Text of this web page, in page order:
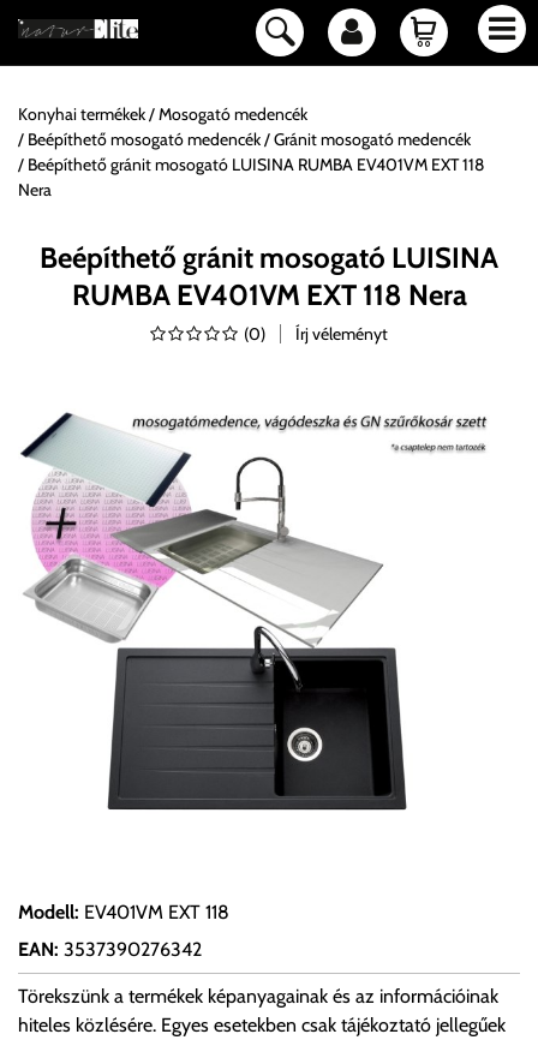
Konyhai termékek
Mosogató medencék
Beépíthető mosogató medencék
Gránit mosogató medencék
Beépíthető gránit mosogató LUISINA RUMBA EV401VM EXT 118
Nera
Beépíthető gránit mosogató LUISINA
RUMBA EV401VM EXT 118 Nera
(0) Írj véleményt
Modell: EV401VM EXT 118
EAN: 3537390276342
Törekszünk a termékek képanyagainak és az információinak
hiteles közlésére. Egyes esetekben csak tájékoztató jellegűek